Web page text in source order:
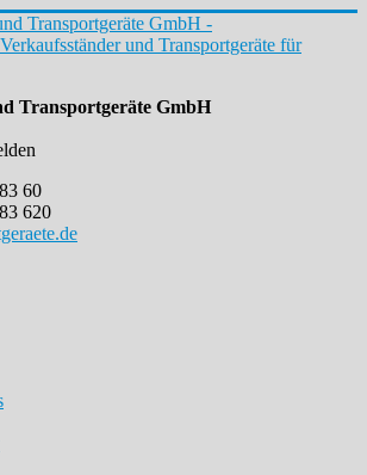
Transportgeräte GmbH
60
620